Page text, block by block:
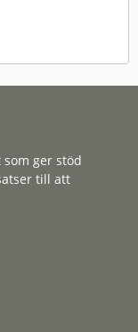
ger stöd
till att